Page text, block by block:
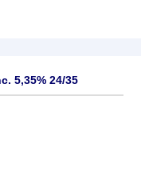
5,35% 24/35